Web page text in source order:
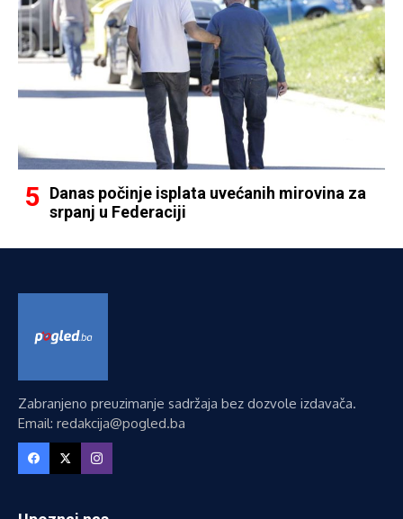
Danas počinje isplata uvećanih mirovina za
srpanj u Federaciji
Zabranjeno preuzimanje sadržaja bez dozvole izdavača.
Email: redakcija@pogled.ba